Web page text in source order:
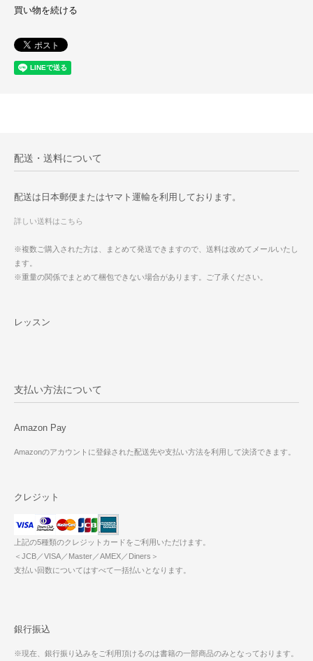
買い物を続ける
配送・送料について
配送は日本郵便またはヤマト運輸を利用しております。
詳しい送料はこちら
※複数ご購入された方は、まとめて発送できますので、送料は改めてメールいたし
ます。
※重量の関係でまとめて梱包できない場合があります。ご了承ください。
レッスン
支払い方法について
Amazon Pay
Amazonのアカウントに登録された配送先や支払い方法を利用して決済できます。
クレジット
上記の5種類のクレジットカードをご利用いただけます。
＜JCB／VISA／Master／AMEX／Diners＞
支払い回数についてはすべて一括払いとなります。
銀行振込
※現在、銀行振り込みをご利用頂けるのは書籍の一部商品のみとなっております。